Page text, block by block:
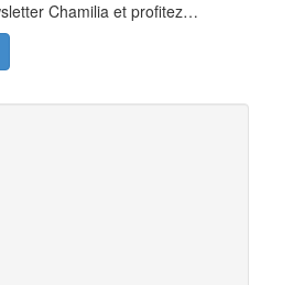
Chamilia et profitez…